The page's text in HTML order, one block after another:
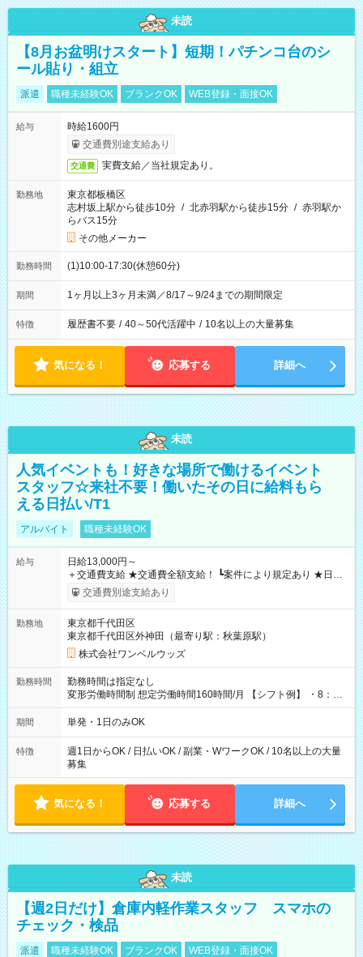
未読
【8月お盆明けスタート】短期！パチンコ台のシ
ール貼り・組立
派遣 職種未経験OK ブランクOK WEB登録・面接OK
給与
時給1600円
交通費別途支給あり
交通費 実費支給／当社規定あり。
勤務地
東京都板橋区
志村坂上駅から徒歩10分 / 北赤羽駅から徒歩15分 / 赤羽駅か
らバス15分
その他メーカー
勤務時間 (1)10:00-17:30(休憩60分)
期間 1ヶ月以上3ヶ月未満／8/17～9/24までの期間限定
特徴 履歴書不要 / 40～50代活躍中 / 10名以上の大量募集
気になる！ 応募する 詳細へ
未読
人気イベントも！好きな場所で働けるイベント
スタッフ☆来社不要！働いたその日に給料もら
える日払い/T1
アルバイト 職種未経験OK
給与
日給13,000円～
＋交通費支給 ★交通費全額支給！ ┗案件により規定あり ★日払
いOK！（規定あり） ┗働いたその日に現金GET♪ お仕事後はコ
ンビニATMから 日払い分を引き落とせます！ 【試用期間】試
交通費別途支給あり
勤務地
東京都千代田区
東京都千代田区外神田（最寄り駅：秋葉原駅）
株式会社ワンベルウッズ
勤務時間
勤務時間は指定なし
変形労働時間制 想定労働時間160時間/月 【シフト例】 ・8：00
～21：00
期間 単発・1日のみOK
特徴
週1日からOK / 日払いOK / 副業・WワークOK / 10名以上の大量
募集
気になる！ 応募する 詳細へ
未読
【週2日だけ】倉庫内軽作業スタッフ スマホの
チェック・検品
派遣 職種未経験OK ブランクOK WEB登録・面接OK